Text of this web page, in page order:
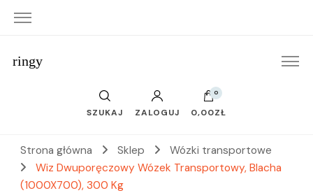
ringy
SZUKAJ ZALOGUJ
0
0,00ZŁ
Strona główna Sklep
Wózki transportowe
Wiz Dwuporęczowy Wózek Transportowy, Blacha
(1000X700), 300 Kg